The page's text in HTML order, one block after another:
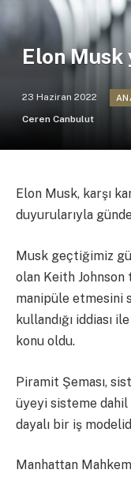
Elon
23 Haziran 2022
Ceren Canbulut
Elon Musk, karşı
duyurularıyla
Musk geçtiğimiz
olan Keith
manipüle etmesini
kullandığı iddiası
konu oldu.
Piramit Şeması,
üyeyi sisteme dahil
dayalı bir iş
Manhattan